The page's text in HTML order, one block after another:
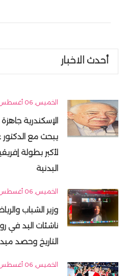
أحدث الاخبار
الخميس, 06 أغسطس 2026 - 11:03 م
الإسكندرية
يبحث مع الدكتور
لأكبر بطولة
البدنية
الخميس, 06 أغسطس 2026 - 09:41 م
وزير الشباب
ناشئات اليد في
التاريخ وحصد
الخميس, 06 أغسطس 2026 - 07:59 م